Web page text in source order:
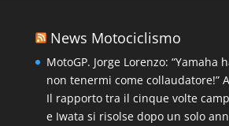
News Motociclismo
MotoGP. Jorge Lorenzo: “Yamaha
non tenermi come collaudatore!”
Il rapporto tra il cinque volte
e Iwata si risolse dopo un solo